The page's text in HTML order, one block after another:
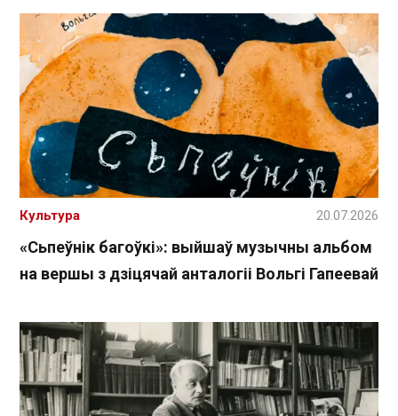
«Сьпеўнік багоўкі»: выйшаў музычны альбом
на вершы з дзіцячай анталогіі Вольгі Гапеевай
Культура 20.07.2026